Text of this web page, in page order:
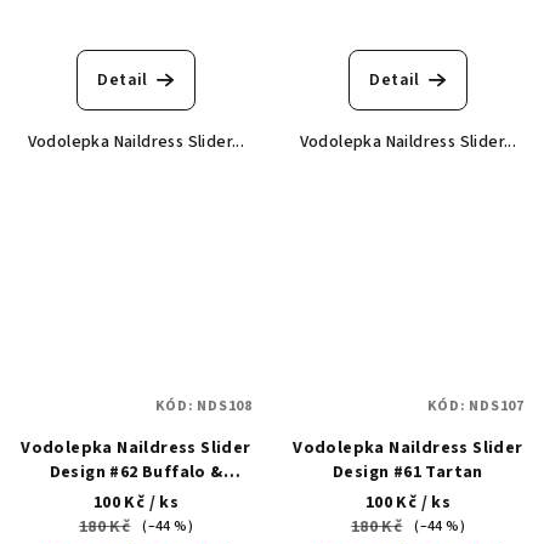
Detail
Vodolepka Naildress Slider...
Detail
Vodolepka Naildress Slider...
Vodolepka Naildress Slider
Design #62 Buffalo &
Tartan
100 Kč / ks
180 Kč (–44 %)
KÓD: NDS108
Vodolepka Naildress Slider
Design #61 Tartan
100 Kč / ks
180 Kč (–44 %)
KÓD: NDS107